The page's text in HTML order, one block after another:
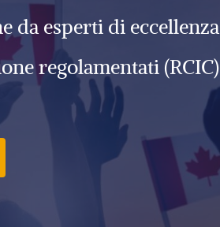
da esperti di eccellenza
regolamentati (RCIC)